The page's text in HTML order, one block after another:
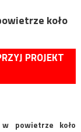
koło
PROJEKT
powietrze koło